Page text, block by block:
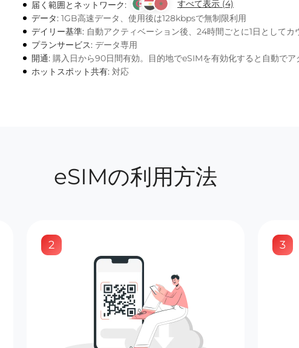
届く範囲とネットワーク:
すべて表示 (4)
データ: 1GB高速データ、使用後は128kbpsで無制限利用
デイリー基準: 自動アクティベーション後、24時間ごとに1日としてカ
プランサービス: データ専用
開通: 購入日から90日間有効。目的地でeSIMを有効化すると自動でア
ホットスポット共有: 対応
eSIMの利用方法
2 3